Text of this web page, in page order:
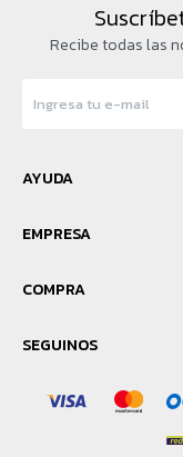
Recibe todas las
AYUDA
EMPRESA
COMPRA
SEGUINOS